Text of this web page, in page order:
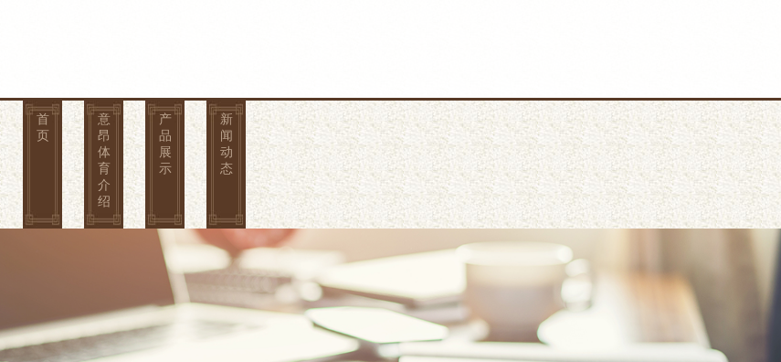
首
页
意
昂
体
育
介
绍
产
品
展
示
新
闻
动
态